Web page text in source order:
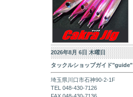
2026年8月 6日 木曜日
タックルショップガイド"guide"
埼玉県川口市石神90-2-1F
TEL 048-430-7126